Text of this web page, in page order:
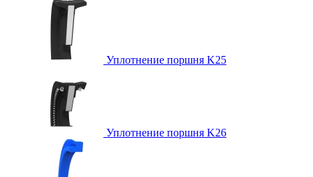
Уплотнение поршня K25
Уплотнение поршня K26